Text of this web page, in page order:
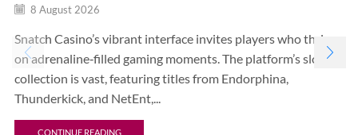
8 August 2026
Snatch Casino’s vibrant interface invites players who thrive
on adrenaline‑filled gaming moments. The platform’s slot
collection is vast, featuring titles from Endorphina,
Thunderkick, and NetEnt,...
CONTINUE READING